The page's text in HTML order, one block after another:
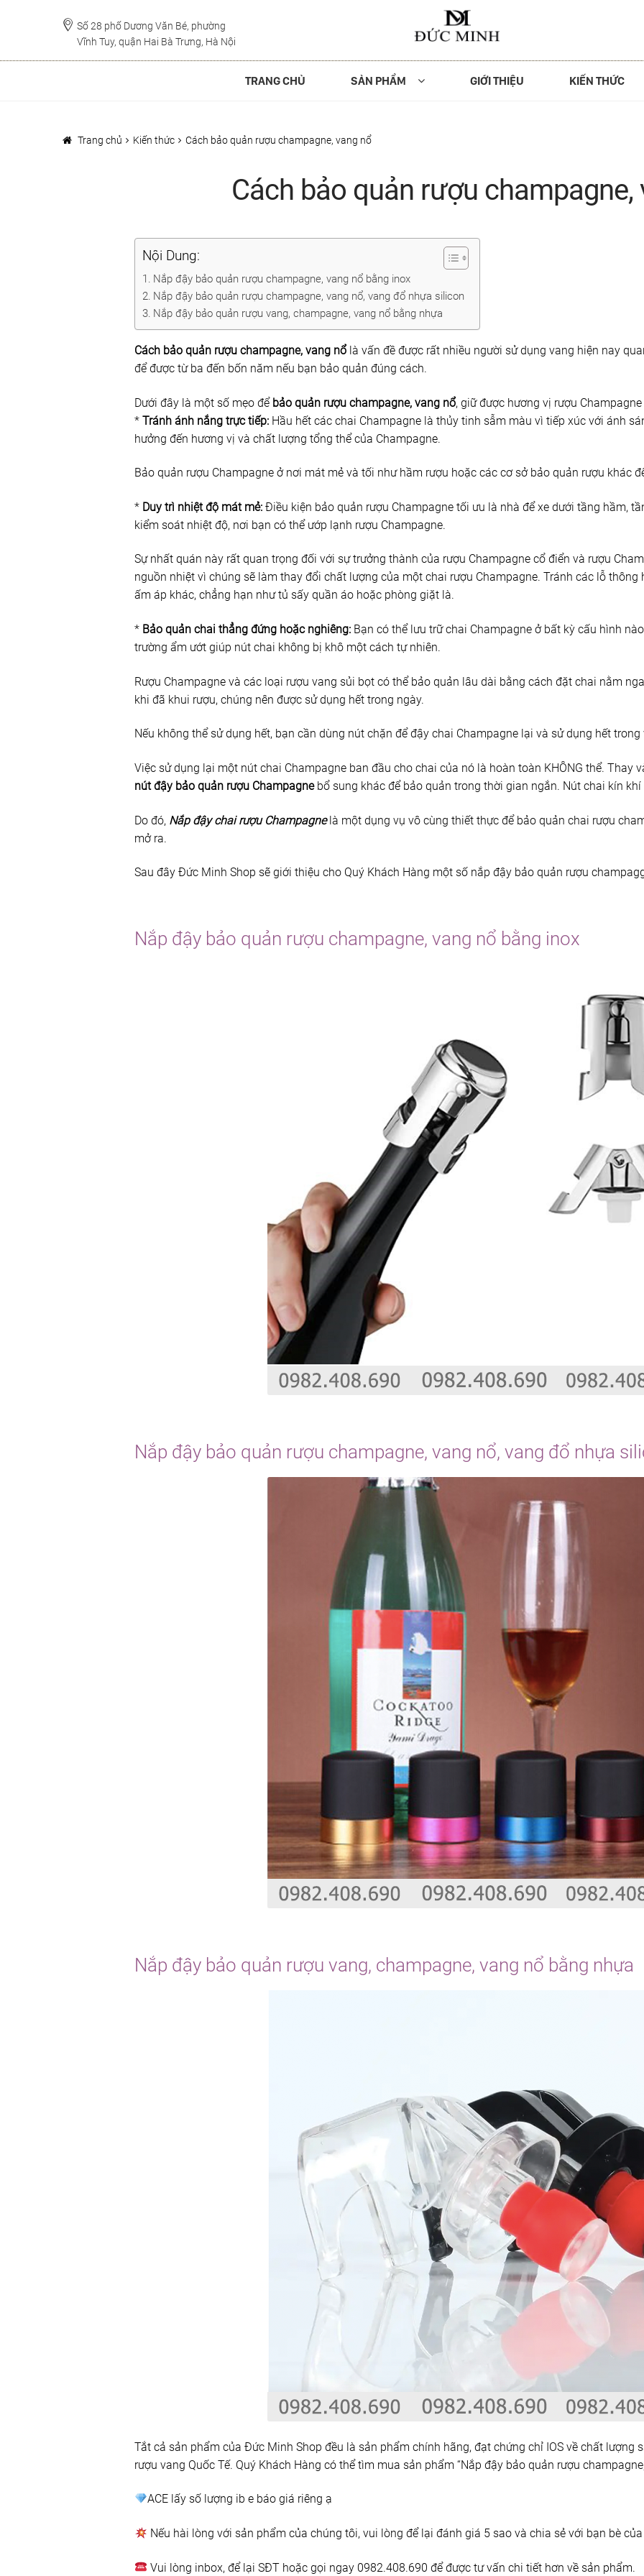
đến
Điều
hướng
đến
nội
dung
Số 28 phố Dương Văn Bé, phường
Vĩnh Tuy, quận Hai Bà Trưng, Hà Nội
TRANG CHỦ SẢN PHẨM GIỚI THIỆU KIẾN THỨC
Trang chủ Kiến thức Cách bảo quản rượu champagne, vang nổ
Cách bảo quản rượu champagne,
Nội Dung:
Nắp đậy bảo quản rượu champagne, vang nổ bằng inox
Nắp đậy bảo quản rượu champagne, vang nổ, vang đổ nhựa silicon
Nắp đậy bảo quản rượu vang, champagne, vang nổ bằng nhựa
Cách bảo quản rượu champagne, vang nổ là vấn đề được rất nhiều người sử dụng vang hiện nay
để được từ ba đến bốn năm nếu bạn bảo quản đúng cách.
Dưới đây là một số mẹo để bảo quản rượu champagne, vang nổ, giữ được hương vị rượu
* Tránh ánh nắng trực tiếp: Hầu hết các chai Champagne là thủy tinh sẫm màu vì tiếp xúc với ánh
hưởng đến hương vị và chất lượng tổng thể của Champagne.
Bảo quản rượu Champagne ở nơi mát mẻ và tối như hầm rượu hoặc các cơ sở bảo quản rượu khác
* Duy trì nhiệt độ mát mẻ: Điều kiện bảo quản rượu Champagne tối ưu là nhà để xe dưới tầng hầm,
kiểm soát nhiệt độ, nơi bạn có thể ướp lạnh rượu Champagne.
Sự nhất quán này rất quan trọng đối với sự trưởng thành của rượu Champagne cổ điển và rượu
nguồn nhiệt vì chúng sẽ làm thay đổi chất lượng của một chai rượu Champagne. Tránh các lỗ
ấm áp khác, chẳng hạn như tủ sấy quần áo hoặc phòng giặt là.
* Bảo quản chai thẳng đứng hoặc nghiêng: Bạn có thể lưu trữ chai Champagne ở bất kỳ cấu hình
trường ẩm ướt giúp nút chai không bị khô một cách tự nhiên.
Rượu Champagne và các loại rượu vang sủi bọt có thể bảo quản lâu dài bằng cách đặt chai nằm
khi đã khui rượu, chúng nên được sử dụng hết trong ngày.
Nếu không thể sử dụng hết, bạn cần dùng nút chặn để đậy chai Champagne lại và sử dụng hết
Việc sử dụng lại một nút chai Champagne ban đầu cho chai của nó là hoàn toàn KHÔNG thể. Thay
nút đậy bảo quản rượu Champagnebổ sung khác để bảo quản trong thời gian ngắn. Nút chai kín
Do đó, Nắp đậy chai rượu Champagnelà một dụng vụ vô cùng thiết thực để bảo quản chai rượu
mở ra.
Sau đây Đức Minh Shop sẽ giới thiệu cho Quý Khách Hàng một số nắp đậy bảo quản rượu
Nắp đậy bảo quản rượu champagne, vang nổ bằng inox
Nắp đậy bảo quản rượu champagne, vang nổ, vang đổ nhựa
Nắp đậy bảo quản rượu vang, champagne, vang nổ bằng nhựa
Tắt cả sản phẩm của Đức Minh Shop đều là sản phẩm chính hãng, đạt chứng chỉ IOS về chất lượng
rượu vang Quốc Tế. Quý Khách Hàng có thể tìm mua sản phẩm “Nắp đậy bảo quản rượu
ACE lấy số lượng ib e báo giá riêng ạ
Nếu hài lòng với sản phẩm của chúng tôi, vui lòng để lại đánh giá 5 sao và chia sẻ với bạn bè
Vui lòng inbox, để lại SĐT hoặc gọi ngay 0982.408.690 để được tư vấn chi tiết hơn về sản phẩm.